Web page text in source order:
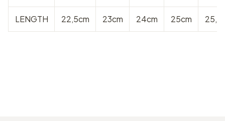
LENGTH 22,5cm 23cm 24cm 25cm 25,5